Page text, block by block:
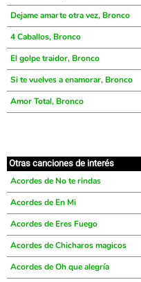
Dejame amarte otra vez, Bronco
4 Caballos, Bronco
El golpe traidor, Bronco
Si te vuelves a enamorar, Bronco
Amor Total, Bronco
Otras canciones de interés
Acordes de No te rindas
Acordes de En Mi
Acordes de Eres Fuego
Acordes de Chicharos magicos
Acordes de Oh que alegría